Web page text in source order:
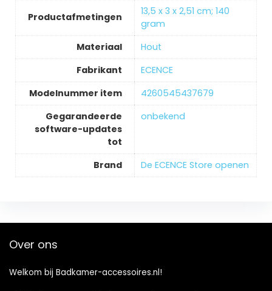
Productafmetingen
‎13,5 x 3 x 2,51 cm; 140
gram
Materiaal
‎Hout
Fabrikant
‎ECENCE
Modelnummer item
‎4260545437679
Gegarandeerde
software-updates
tot
‎onbekend
Brand De ECENCE Store openen
Over ons
Welkom bij Badkamer-accessoires.nl!